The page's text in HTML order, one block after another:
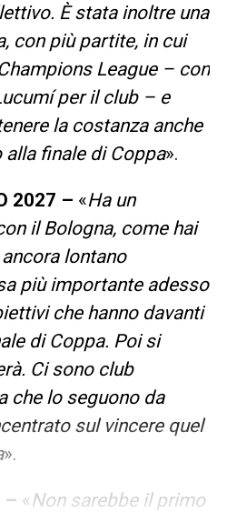
È stata inoltre una
con più partite, in cui
League – con
per il club – e
la costanza anche
alla finale di Coppa».
2027 – «Ha un
il Bologna, come hai
lontano
più importante adesso
che hanno davanti
di Coppa. Poi si
Ci sono club
che lo seguono da
sul vincere quel
».
– «Non sarebbe il primo